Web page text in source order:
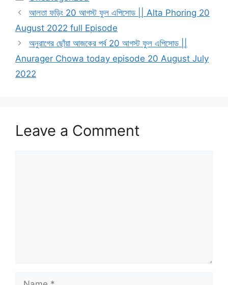
আলতা ফড়িং 20 আগস্ট ফুল এপিসোড || Alta Phoring 20
August 2022 full Episode
অনুরাগের ছোঁয়া আজকের পর্ব 20 আগস্ট ফুল এপিসোড ||
Anurager Chowa today episode 20 August July
2022
Leave a Comment